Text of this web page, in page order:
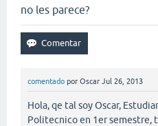
no les parece?
comentado por Oscar Jul 26, 2013
Hola, qe tal soy Oscar,
Politecnico en 1er semestre,